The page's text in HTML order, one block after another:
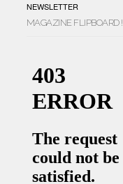
NEWSLETTER
MAGAZINE FLIPBOARD !